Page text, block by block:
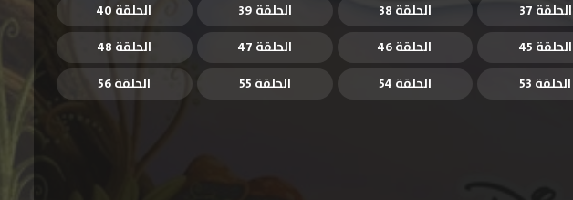
الحلقة 37 الحلقة 38 الحلقة 39
الحلقة 40
الحلقة 45 الحلقة 46 الحلقة 47
الحلقة 48
الحلقة 53 الحلقة 54 الحلقة 55
الحلقة 56